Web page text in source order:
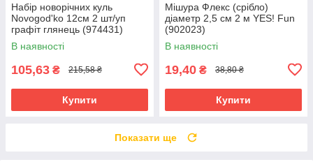
Набір новорічних куль
Novogod'ko 12см 2 шт/уп
графіт глянець (974431)
В наявності
105,63 ₴ 215,58 ₴
Купити
Мішура Флекс (срібло)
діаметр 2,5 см 2 м YES! Fun
(902023)
В наявності
19,40 ₴ 38,80 ₴
Купити
Показати ще